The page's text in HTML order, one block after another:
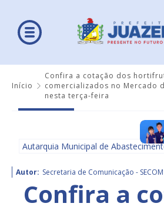
Início
Confira a cotação dos
comercializados no Mercado
nesta terça-feira
Autarquia Municipal de
Autor: Secretaria de Comunicação - SECOM
Confira a